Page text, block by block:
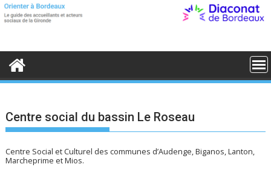
S
t
o
Centre social du bassin Le Roseau
Centre Social et Culturel des communes d’Audenge, Biganos, Lanton,
Marcheprime et Mios.